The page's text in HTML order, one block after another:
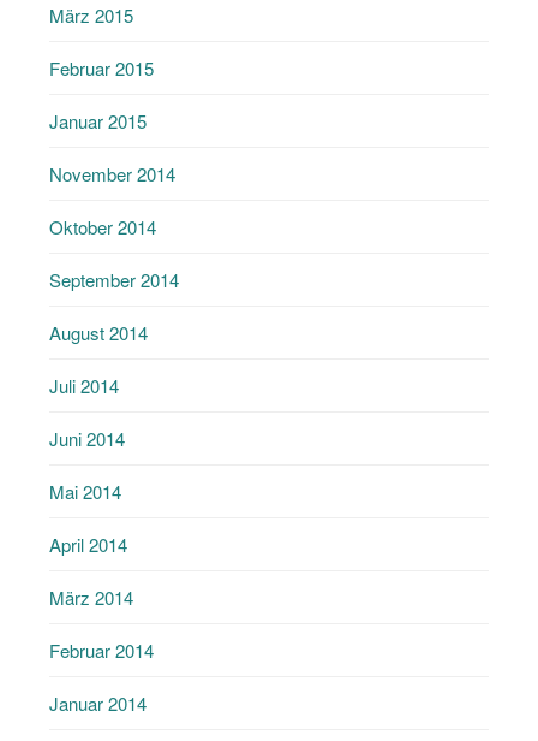
März 2015
Februar 2015
Januar 2015
November 2014
Oktober 2014
September 2014
August 2014
Juli 2014
Juni 2014
Mai 2014
April 2014
März 2014
Februar 2014
Januar 2014